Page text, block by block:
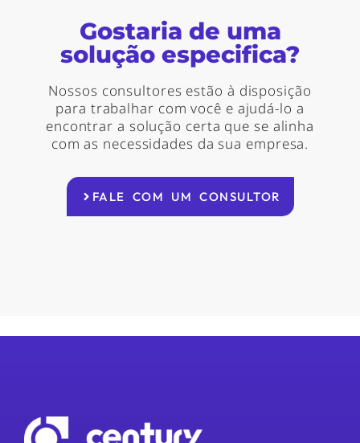
Gostaria de uma
solução especifica?
Nossos consultores estão à disposição
para trabalhar com você e ajudá-lo a
encontrar a solução certa que se alinha
com as necessidades da sua empresa.
FALE COM UM CONSULTOR